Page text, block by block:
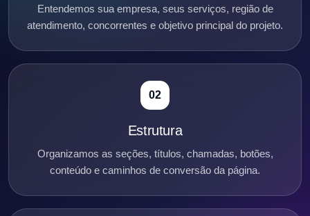
Entendemos sua empresa, seus serviços, região de
atendimento, concorrentes e objetivo principal do projeto.
02
Estrutura
Organizamos as seções, títulos, chamadas, botões,
conteúdo e caminhos de conversão da página.